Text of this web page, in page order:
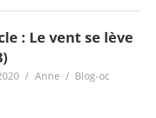
: Le vent se lève
Anne Blog-oc